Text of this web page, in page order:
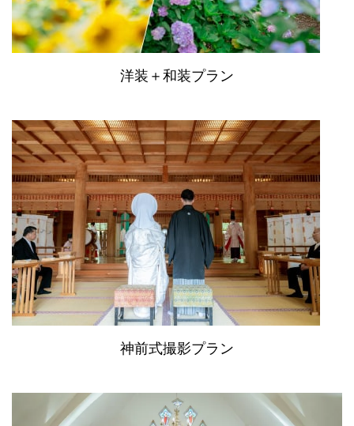
洋装＋和装プラン
神前式撮影プラン